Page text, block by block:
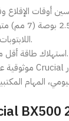
اللابتوبات وأجهزة الكمبيوتر المكتبية.
استهلاك طاقة أقل مع حرارة تشغيل منخفضة.